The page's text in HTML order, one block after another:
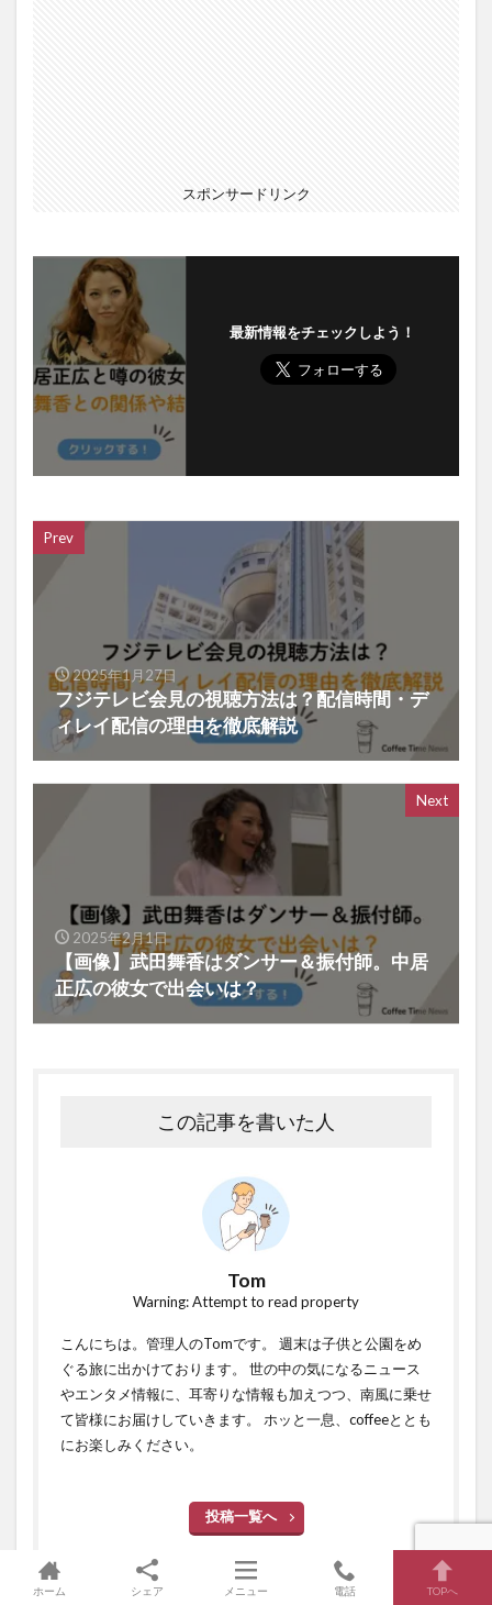
スポンサードリンク
最新情報をチェックしよう！
Prev
2025年1月27日
フジテレビ会見の視聴方法は？配信時間・デ
ィレイ配信の理由を徹底解説
Next
2025年2月1日
【画像】武田舞香はダンサー＆振付師。中居
正広の彼女で出会いは？
この記事を書いた人
Tom
Warning: Attempt to read property
こんにちは。管理人のTomです。 週末は子供と公園をめ
ぐる旅に出かけております。 世の中の気になるニュース
やエンタメ情報に、耳寄りな情報も加えつつ、南風に乗せ
て皆様にお届けしていきます。 ホッと一息、coffeeととも
にお楽しみください。
投稿一覧へ
ホーム シェア メニュー 電話 TOPへ